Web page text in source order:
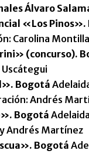
Álvaro
«Los Pinos».
Carolina
(concurso).
Uscátegui
Bogotá
Andrés
Bogotá
Andrés Martínez
Bogotá